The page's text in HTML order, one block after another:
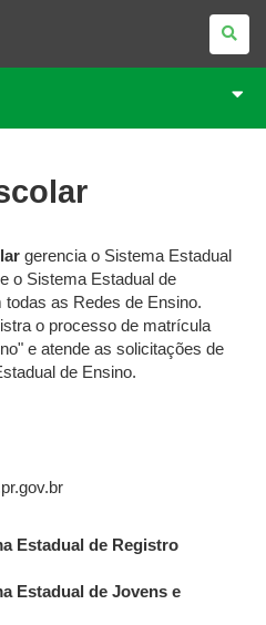
gerencia o Sistema Estadual
o Sistema Estadual de
as Redes de Ensino.
o processo de matrícula
e atende as solicitações de
de Ensino.
Estadual de Registro
Estadual de Jovens e